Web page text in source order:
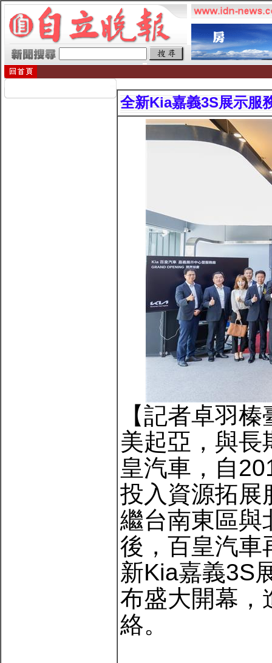
全新Kia嘉義3S展示服
【記者卓羽
美起亞，與長
皇汽車，自
投入資源拓展
繼台南東區與
後，百皇汽車
新Kia嘉義3S
布盛大開幕，
絡。